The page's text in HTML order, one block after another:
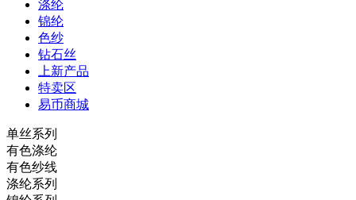
涤纶
锦纶
色纱
钻石丝
上新产品
特卖区
易币商城
单丝系列
有色涤纶
有色纱线
涤纶系列